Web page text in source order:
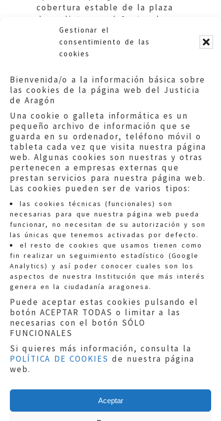
Gestionar el
consentimiento de las
cookies
Bienvenida/o a la información básica sobre
las cookies de la página web del Justicia
de Aragón
Una cookie o galleta informática es un
pequeño archivo de información que se
guarda en su ordenador, teléfono móvil o
tableta cada vez que visita nuestra página
web. Algunas cookies son nuestras y otras
pertenecen a empresas externas que
prestan servicios para nuestra página web.
Las cookies pueden ser de varios tipos:
las cookies técnicas (funcionales) son
necesarias para que nuestra página web pueda
funcionar, no necesitan de su autorización y son
las únicas que tenemos activadas por defecto.
el resto de cookies que usamos tienen como
fin realizar un seguimiento estadístico (Google
Analytics) y así poder conocer cuales son los
aspectos de nuestra Institución que más interés
genera en la ciudadanía aragonesa.
Puede aceptar estas cookies pulsando el
botón ACEPTAR TODAS o limitar a las
necesarias con el botón SÓLO
FUNCIONALES
Si quieres más información, consulta la
POLÍTICA DE COOKIES de nuestra página
web.
Aceptar
cobertura estable de la plaza
de pediatra en el Centro de
Salud de Andorra (Teruel).
Quejas:quejas@eljusticiadearagon.es
Información general:
informacion@eljusticiadearagon.es
Teléfonos:900 210 210/
Aviso legal|Política de privacidad|
Protección de Datos
Política de cookies
Copyright © 2019El Justicia de Aragón|